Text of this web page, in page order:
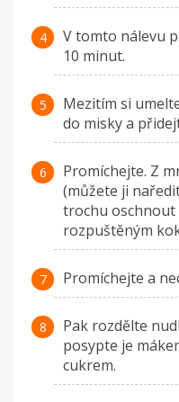
V tomto nálevu
10 minut.
Mezitím si
do misky a
Promíchejte. Z
(můžete ji
trochu
rozpuštěným
Promíchejte a
Pak rozdělte
posypte je
cukrem.